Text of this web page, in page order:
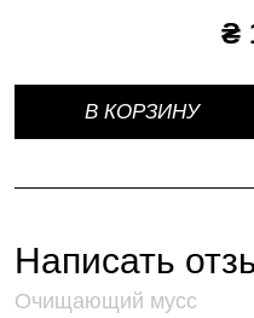
₴
В КОРЗИНУ
Написать
Очищающий мусс